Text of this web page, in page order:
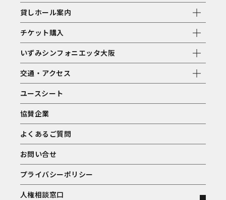
貸しホール案内
チケット購入
いずみシンフォニエッタ大阪
交通・アクセス
ユースシート
協賛企業
よくあるご質問
お問い合せ
プライバシーポリシー
人権相談窓口